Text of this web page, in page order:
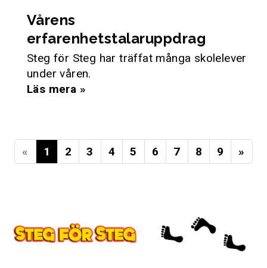
Vårens
erfarenhetstalaruppdrag
Steg för Steg har träffat många skolelever
under våren.
Läs mera »
« 1 2 3 4 5 6 7 8 9 »